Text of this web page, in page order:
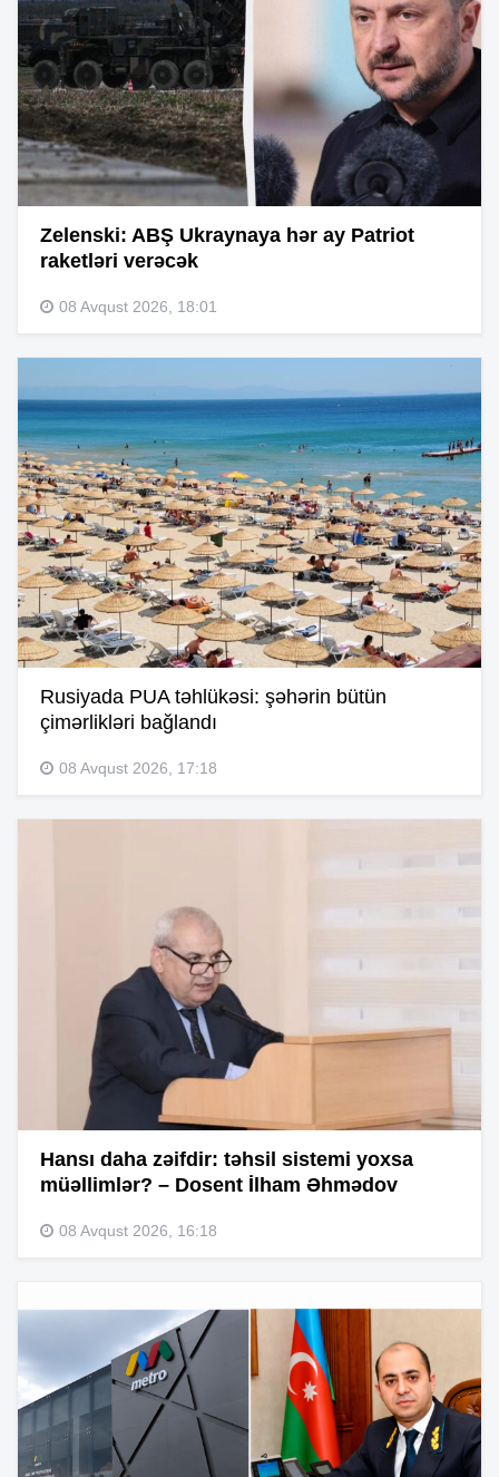
Zelenski: ABŞ Ukraynaya hər ay Patriot
raketləri verəcək
08 Avqust 2026, 18:01
Rusiyada PUA təhlükəsi: şəhərin bütün
çimərlikləri bağlandı
08 Avqust 2026, 17:18
Hansı daha zəifdir: təhsil sistemi yoxsa
müəllimlər? – Dosent İlham Əhmədov
08 Avqust 2026, 16:18